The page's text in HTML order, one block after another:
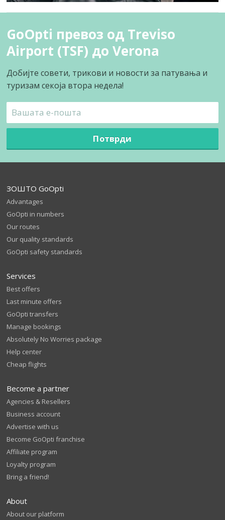
GoOpti превоз од Treviso
Airport (TSF) до Verona
Добијте совети, трикови и новости за патувања и
туризам секоја втора недела!
Потврди
ЗОШТО GoOpti
Advantages
GoOpti in numbers
Our routes
Our quality standards
GoOpti safety standards
Services
Best offers
Last minute offers
GoOpti transfers
Manage bookings
Absolutely No Worries package
Help center
Cheap flights
Become a partner
Agencies & Resellers
Business account
Advertise with us
Become GoOpti franchise
Affiliate program
Loyalty program
Bring a friend!
About
About our platform